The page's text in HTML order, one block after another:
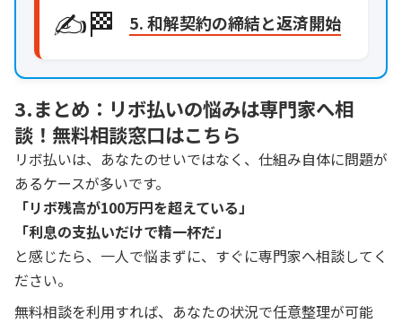
✍️🏁 5. 和解契約の締結と返済開始
3.まとめ：リボ払いの悩みは専門家へ相
談！無料相談窓口はこちら
リボ払いは、あなたのせいではなく、仕組み自体に問題が
あるケースが多いです。
「リボ残高が100万円を超えている」
「利息の支払いだけで精一杯だ」
と感じたら、一人で悩まずに、すぐに専門家へ相談してく
ださい。
無料相談を利用すれば、あなたの状況で任意整理が可能